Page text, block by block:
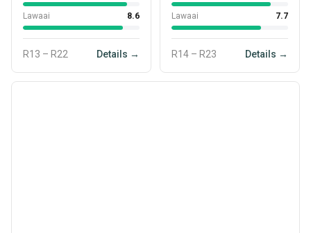
Lawaai 8.6
R13 – R22 Details →
Lawaai 7.7
R14 – R23 Details →